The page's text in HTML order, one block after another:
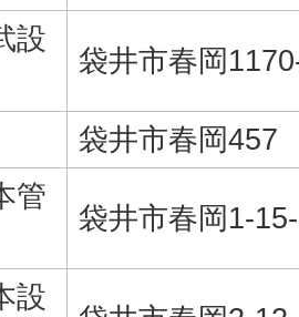
設
袋井市春岡
袋井市春岡457
管
袋井市春岡1-
設